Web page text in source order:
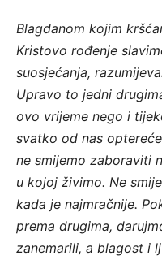
Blagdanom kojim
Kristovo rođenje
suosjećanja,
Upravo to jedni
ovo vrijeme nego i
svatko od nas
ne smijemo zaboraviti
u kojoj živimo. Ne
kada je najmračnije.
prema drugima,
zanemarili, a blagost i